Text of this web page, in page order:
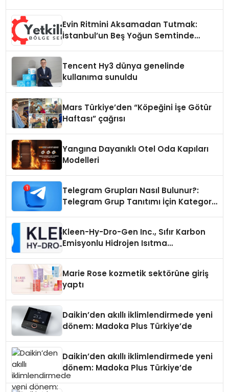
Evin Ritmini Aksamadan Tutmak:
İstanbul’un Beş Yoğun Semtinde
Tencent Hy3 dünya genelinde
kullanıma sunuldu
Mars Türkiye’den “Köpeğini İşe Götür
Haftası” çağrısı
Yangına Dayanıklı Otel Oda Kapıları
Modelleri
Telegram Grupları Nasıl Bulunur?:
Telegram Grup Tanıtımı İçin Kategori
Kleen-Hy-Dro-Gen Inc., Sıfır Karbon
Emisyonlu Hidrojen Isıtma
Marie Rose kozmetik sektörüne giriş
yaptı
Daikin’den akıllı iklimlendirmede yeni
dönem: Madoka Plus Türkiye’de
Daikin’den akıllı iklimlendirmede yeni
dönem: Madoka Plus Türkiye’de